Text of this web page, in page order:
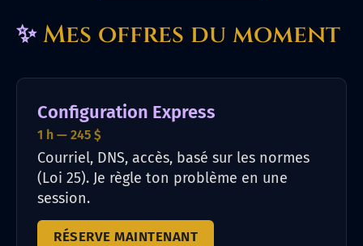
✨Mes offres du moment
Configuration Express
1 h — 245 $
Courriel, DNS, accès, basé sur les normes
(Loi 25). Je règle ton problème en une
session.
RÉSERVE MAINTENANT